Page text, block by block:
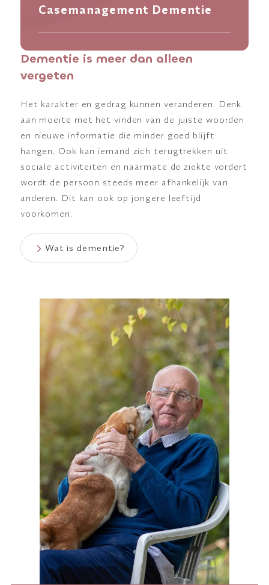
Casemanagement Dementie
Dementie is meer dan alleen
vergeten
Het karakter en gedrag kunnen veranderen. Denk
aan moeite met het vinden van de juiste woorden
en nieuwe informatie die minder goed blijft
hangen. Ook kan iemand zich terugtrekken uit
sociale activiteiten en naarmate de ziekte vordert
wordt de persoon steeds meer afhankelijk van
anderen. Dit kan ook op jongere leeftijd
voorkomen.
Wat is dementie?